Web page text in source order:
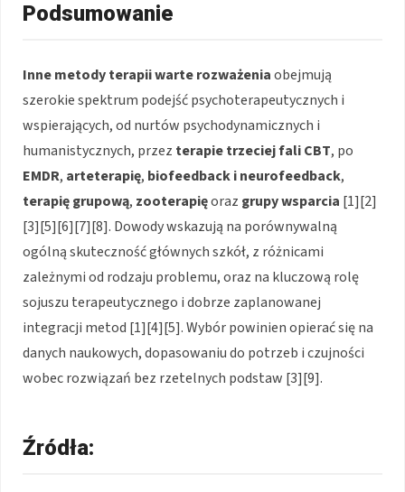
Podsumowanie
Inne metody terapii warte rozważeniaobejmują
szerokie spektrum podejść psychoterapeutycznych i
wspierających, od nurtów psychodynamicznych i
humanistycznych, przez terapie trzeciej fali CBT, po
EMDR, arteterapię, biofeedback i neurofeedback,
terapię grupową, zooterapięoraz grupy wsparcia [1][2]
[3][5][6][7][8]. Dowody wskazują na porównywalną
ogólną skuteczność głównych szkół, z różnicami
zależnymi od rodzaju problemu, oraz na kluczową rolę
sojuszu terapeutycznego i dobrze zaplanowanej
integracji metod [1][4][5]. Wybór powinien opierać się na
danych naukowych, dopasowaniu do potrzeb i czujności
wobec rozwiązań bez rzetelnych podstaw [3][9].
Źródła: